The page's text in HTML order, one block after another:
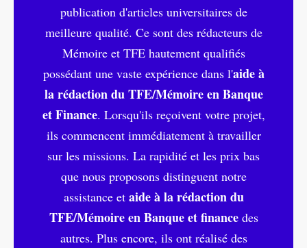
publication d'articles universitaires de
meilleure qualité. Ce sont des rédacteurs de
Mémoire et TFE hautement qualifiés
possédant une vaste expérience dans l'aide à
la rédaction du TFE/Mémoire en Banque
et Finance. Lorsqu'ils reçoivent votre projet,
ils commencent immédiatement à travailler
sur les missions. La rapidité et les prix bas
que nous proposons distinguent notre
assistance etaide à la rédaction du
TFE/Mémoire en Banque et financedes
autres. Plus encore, ils ont réalisé des